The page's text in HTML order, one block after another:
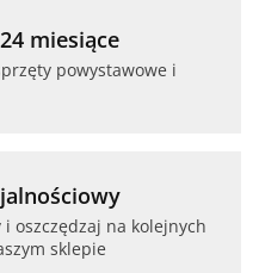
miesiące
powystawowe i
oszczędzaj na kolejnych
sklepie